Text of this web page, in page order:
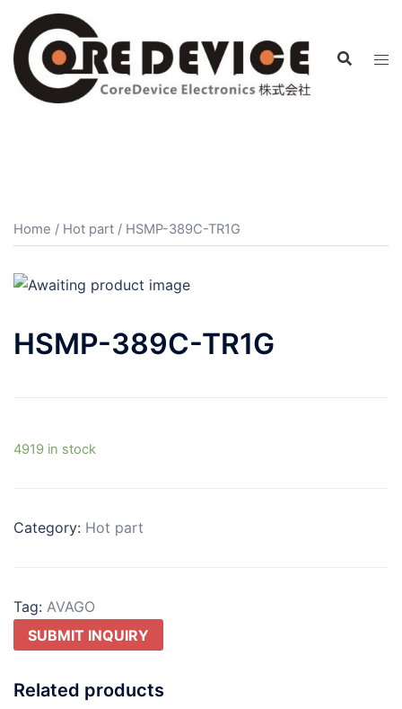
Home / Hot part / HSMP-389C-TR1G
HSMP-389C-TR1G
4919 in stock
Category: Hot part
Tag: AVAGO
SUBMIT INQUIRY
Related products